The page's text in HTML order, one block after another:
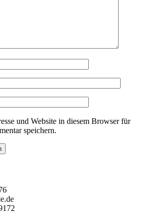
und Website in diesem Browser für
speichern.